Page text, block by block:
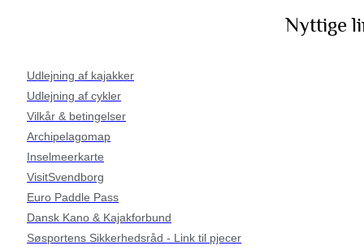
Nyttige
Udlejning af kajakker
Udlejning af cykler
Vilkår & betingelser
Archipelagomap
Inselmeerkarte
VisitSvendborg
Euro Paddle Pass
Dansk Kano & Kajakforbund
Søsportens Sikkerhedsråd - Link til pjecer